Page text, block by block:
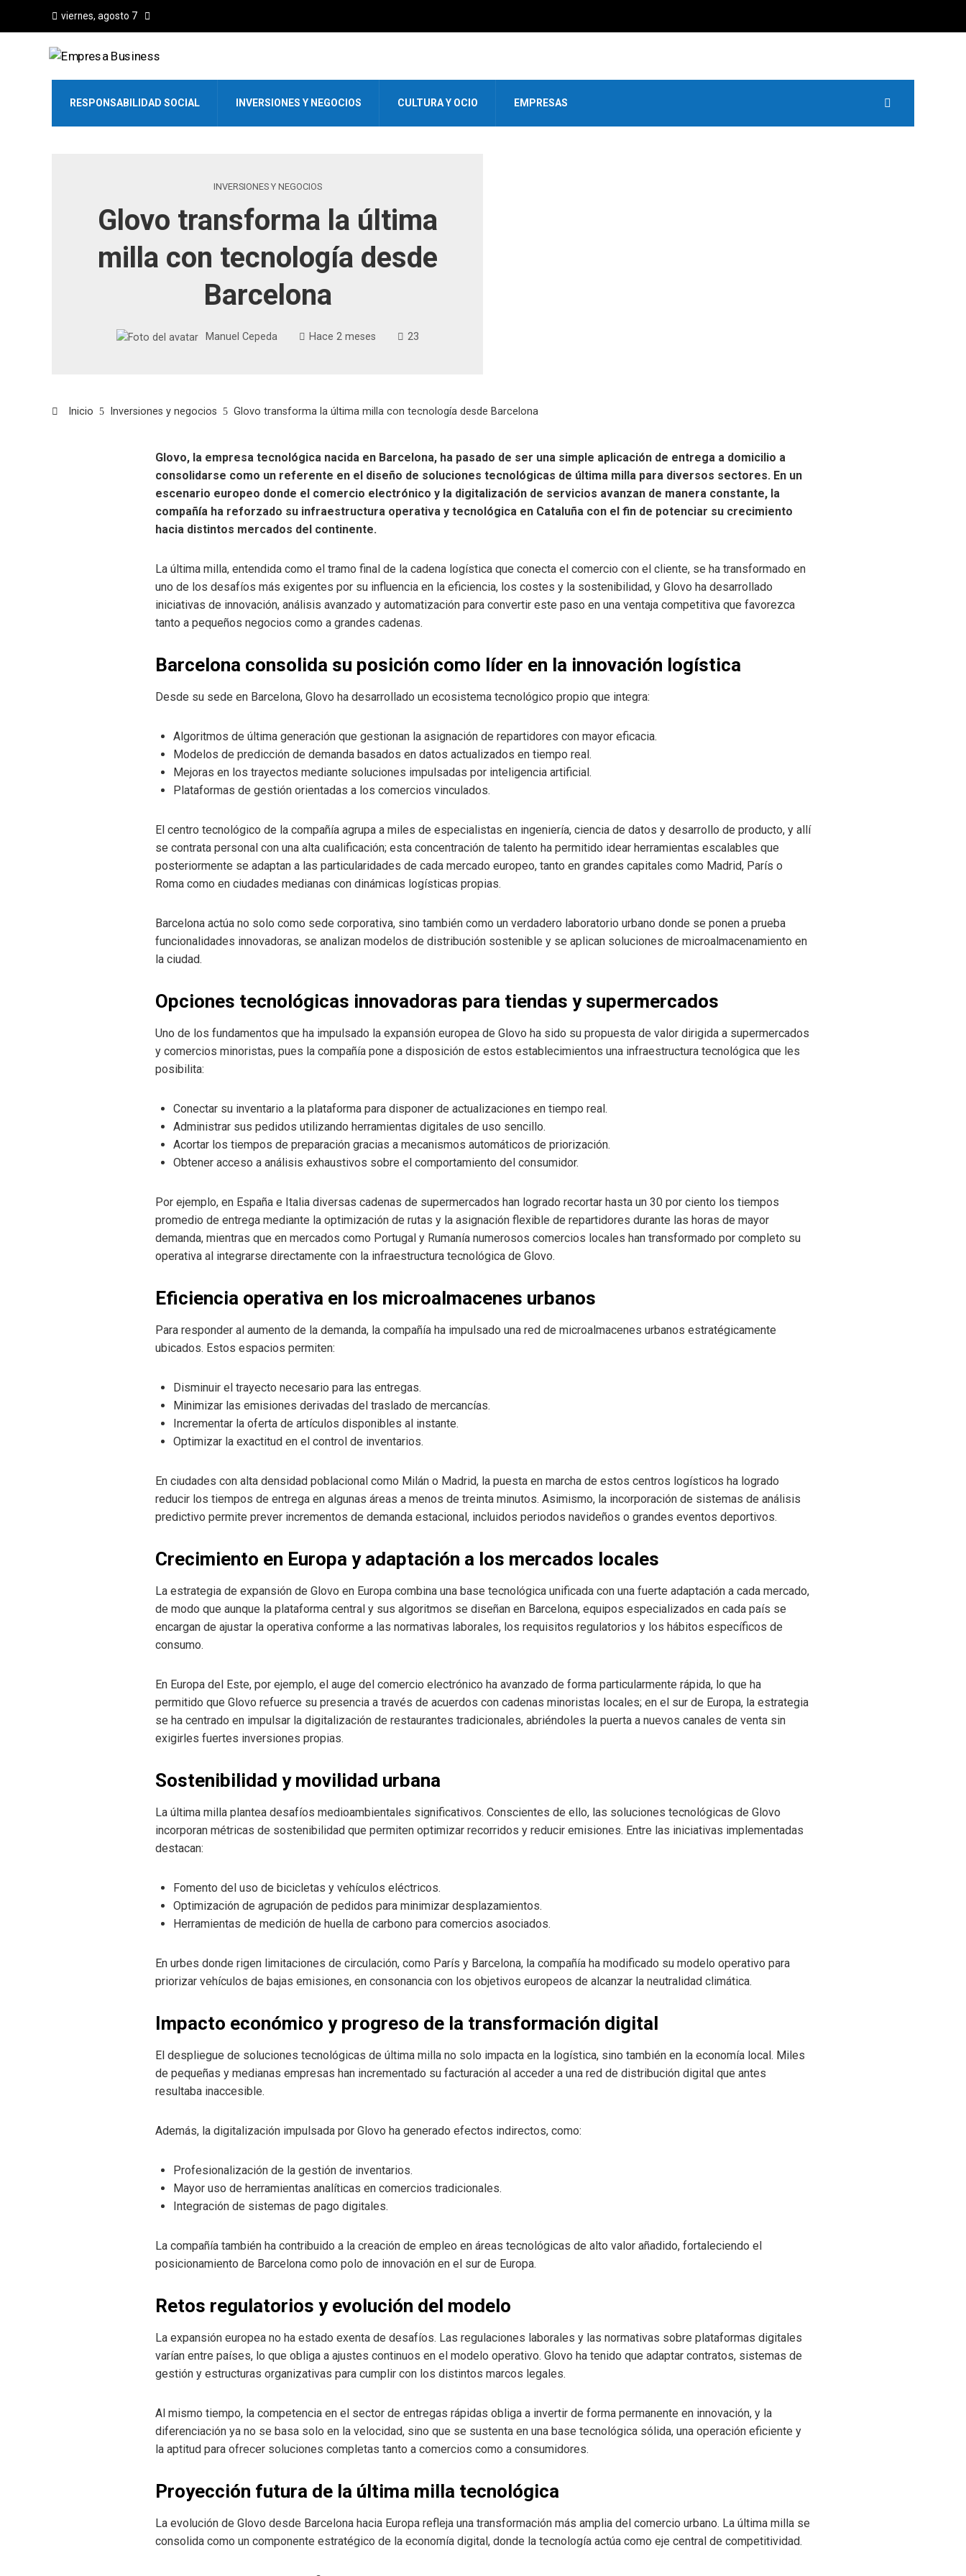
viernes, agosto 7
RESPONSABILIDAD SOCIAL INVERSIONES Y NEGOCIOS CULTURA Y OCIO EMPRESAS
INVERSIONES Y NEGOCIOS
Glovo transforma la última
milla con tecnología desde
Barcelona
Manuel Cepeda Hace 2 meses 23
Inicio Inversiones y negocios Glovo transforma la última milla con tecnología desde Barcelona
Glovo, la empresa tecnológica nacida en Barcelona, ha pasado de ser una simple aplicación de entrega a domicilio a
consolidarse como un referente en el diseño de soluciones tecnológicas de última milla para diversos sectores. En un
escenario europeo donde el comercio electrónico y la digitalización de servicios avanzan de manera constante, la
compañía ha reforzado su infraestructura operativa y tecnológica en Cataluña con el fin de potenciar su crecimiento
hacia distintos mercados del continente.
La última milla, entendida como el tramo final de la cadena logística que conecta el comercio con el cliente, se ha transformado en
uno de los desafíos más exigentes por su influencia en la eficiencia, los costes y la sostenibilidad, y Glovo ha desarrollado
iniciativas de innovación, análisis avanzado y automatización para convertir este paso en una ventaja competitiva que favorezca
tanto a pequeños negocios como a grandes cadenas.
Barcelona consolida su posición como líder en la innovación logística
Desde su sede en Barcelona, Glovo ha desarrollado un ecosistema tecnológico propio que integra:
Algoritmos de última generación que gestionan la asignación de repartidores con mayor eficacia.
Modelos de predicción de demanda basados en datos actualizados en tiempo real.
Mejoras en los trayectos mediante soluciones impulsadas por inteligencia artificial.
Plataformas de gestión orientadas a los comercios vinculados.
El centro tecnológico de la compañía agrupa a miles de especialistas en ingeniería, ciencia de datos y desarrollo de producto, y allí
se contrata personal con una alta cualificación; esta concentración de talento ha permitido idear herramientas escalables que
posteriormente se adaptan a las particularidades de cada mercado europeo, tanto en grandes capitales como Madrid, París o
Roma como en ciudades medianas con dinámicas logísticas propias.
Barcelona actúa no solo como sede corporativa, sino también como un verdadero laboratorio urbano donde se ponen a prueba
funcionalidades innovadoras, se analizan modelos de distribución sostenible y se aplican soluciones de microalmacenamiento en
la ciudad.
Opciones tecnológicas innovadoras para tiendas y supermercados
Uno de los fundamentos que ha impulsado la expansión europea de Glovo ha sido su propuesta de valor dirigida a supermercados
y comercios minoristas, pues la compañía pone a disposición de estos establecimientos una infraestructura tecnológica que les
posibilita:
Conectar su inventario a la plataforma para disponer de actualizaciones en tiempo real.
Administrar sus pedidos utilizando herramientas digitales de uso sencillo.
Acortar los tiempos de preparación gracias a mecanismos automáticos de priorización.
Obtener acceso a análisis exhaustivos sobre el comportamiento del consumidor.
Por ejemplo, en España e Italia diversas cadenas de supermercados han logrado recortar hasta un 30 por ciento los tiempos
promedio de entrega mediante la optimización de rutas y la asignación flexible de repartidores durante las horas de mayor
demanda, mientras que en mercados como Portugal y Rumanía numerosos comercios locales han transformado por completo su
operativa al integrarse directamente con la infraestructura tecnológica de Glovo.
Eficiencia operativa en los microalmacenes urbanos
Para responder al aumento de la demanda, la compañía ha impulsado una red de microalmacenes urbanos estratégicamente
ubicados. Estos espacios permiten:
Disminuir el trayecto necesario para las entregas.
Minimizar las emisiones derivadas del traslado de mercancías.
Incrementar la oferta de artículos disponibles al instante.
Optimizar la exactitud en el control de inventarios.
En ciudades con alta densidad poblacional como Milán o Madrid, la puesta en marcha de estos centros logísticos ha logrado
reducir los tiempos de entrega en algunas áreas a menos de treinta minutos. Asimismo, la incorporación de sistemas de análisis
predictivo permite prever incrementos de demanda estacional, incluidos periodos navideños o grandes eventos deportivos.
Crecimiento en Europa y adaptación a los mercados locales
La estrategia de expansión de Glovo en Europa combina una base tecnológica unificada con una fuerte adaptación a cada mercado,
de modo que aunque la plataforma central y sus algoritmos se diseñan en Barcelona, equipos especializados en cada país se
encargan de ajustar la operativa conforme a las normativas laborales, los requisitos regulatorios y los hábitos específicos de
consumo.
En Europa del Este, por ejemplo, el auge del comercio electrónico ha avanzado de forma particularmente rápida, lo que ha
permitido que Glovo refuerce su presencia a través de acuerdos con cadenas minoristas locales; en el sur de Europa, la estrategia
se ha centrado en impulsar la digitalización de restaurantes tradicionales, abriéndoles la puerta a nuevos canales de venta sin
exigirles fuertes inversiones propias.
Sostenibilidad y movilidad urbana
La última milla plantea desafíos medioambientales significativos. Conscientes de ello, las soluciones tecnológicas de Glovo
incorporan métricas de sostenibilidad que permiten optimizar recorridos y reducir emisiones. Entre las iniciativas implementadas
destacan:
Fomento del uso de bicicletas y vehículos eléctricos.
Optimización de agrupación de pedidos para minimizar desplazamientos.
Herramientas de medición de huella de carbono para comercios asociados.
En urbes donde rigen limitaciones de circulación, como París y Barcelona, la compañía ha modificado su modelo operativo para
priorizar vehículos de bajas emisiones, en consonancia con los objetivos europeos de alcanzar la neutralidad climática.
Impacto económico y progreso de la transformación digital
El despliegue de soluciones tecnológicas de última milla no solo impacta en la logística, sino también en la economía local. Miles
de pequeñas y medianas empresas han incrementado su facturación al acceder a una red de distribución digital que antes
resultaba inaccesible.
Además, la digitalización impulsada por Glovo ha generado efectos indirectos, como:
Profesionalización de la gestión de inventarios.
Mayor uso de herramientas analíticas en comercios tradicionales.
Integración de sistemas de pago digitales.
La compañía también ha contribuido a la creación de empleo en áreas tecnológicas de alto valor añadido, fortaleciendo el
posicionamiento de Barcelona como polo de innovación en el sur de Europa.
Retos regulatorios y evolución del modelo
La expansión europea no ha estado exenta de desafíos. Las regulaciones laborales y las normativas sobre plataformas digitales
varían entre países, lo que obliga a ajustes continuos en el modelo operativo. Glovo ha tenido que adaptar contratos, sistemas de
gestión y estructuras organizativas para cumplir con los distintos marcos legales.
Al mismo tiempo, la competencia en el sector de entregas rápidas obliga a invertir de forma permanente en innovación, y la
diferenciación ya no se basa solo en la velocidad, sino que se sustenta en una base tecnológica sólida, una operación eficiente y
la aptitud para ofrecer soluciones completas tanto a comercios como a consumidores.
Proyección futura de la última milla tecnológica
La evolución de Glovo desde Barcelona hacia Europa refleja una transformación más amplia del comercio urbano. La última milla se
consolida como un componente estratégico de la economía digital, donde la tecnología actúa como eje central de competitividad.